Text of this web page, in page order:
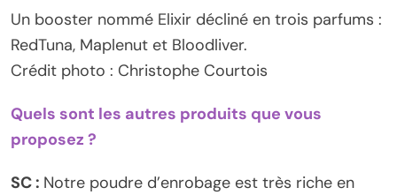
Un booster nommé Elixir décliné en trois parfums :
RedTuna, Maplenut et Bloodliver.
Crédit photo : Christophe Courtois
Quels sont les autres produits que vous
proposez ?
SC : Notre poudre d’enrobage est très riche en